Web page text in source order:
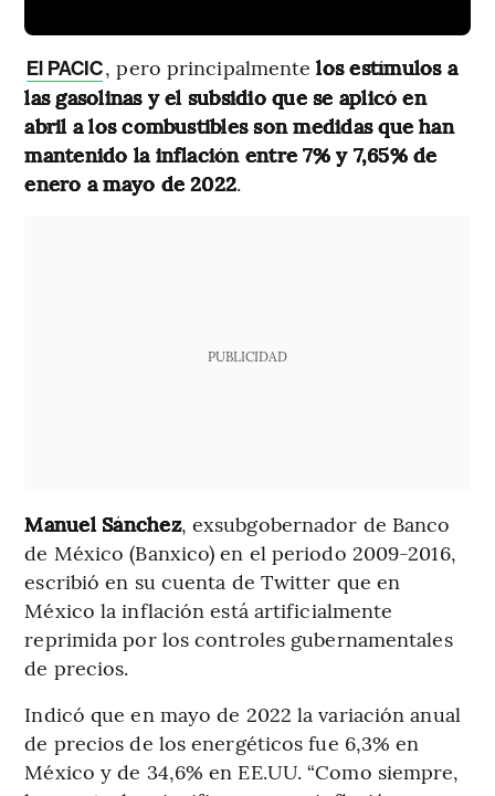
El PACIC, pero principalmentelos estímulos a
las gasolinas y el subsidio que se aplicó en
abril a los combustibles son medidas que han
mantenido la inflación entre 7% y 7,65% de
enero a mayo de 2022.
PUBLICIDAD
Manuel Sánchez, exsubgobernador de Banco
de México (Banxico) en el periodo 2009-2016,
escribió en su cuenta de Twitter que en
México la inflación está artificialmente
reprimida por los controles gubernamentales
de precios.
Indicó que en mayo de 2022 la variación anual
de precios de los energéticos fue 6,3% en
México y de 34,6% en EE.UU. “Como siempre,